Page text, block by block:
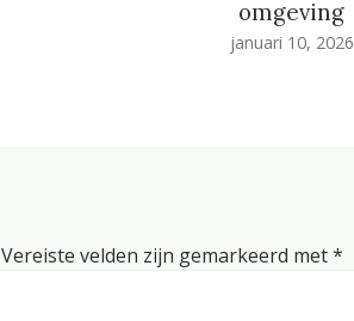
omgeving
januari 10, 2026
Vereiste velden zijn gemarkeerd met*